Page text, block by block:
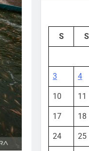
S S
3 4
10 11
17 18
24 25